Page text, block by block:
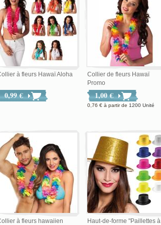
à fleurs Hawaï Aloha
0,99 €
Collier de fleurs Hawaï
Promo
1,00 €
0,76 € à partir de 1200 Unité
à fleurs hawaiien Haut-de-forme "Paillettes à